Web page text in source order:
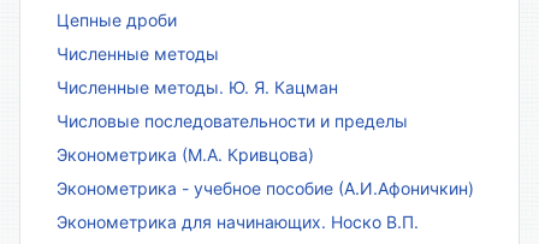
Цепные дроби
Численные методы
Численные методы. Ю. Я. Кацман
Числовые последовательности и пределы
Эконометрика (М.А. Кривцова)
Эконометрика - учебное пособие (А.И.Афоничкин)
Эконометрика для начинающих. Носко В.П.